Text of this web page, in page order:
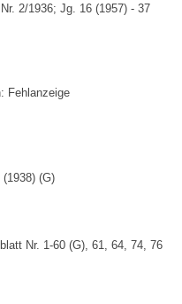
2/1936; Jg. 16 (1957) - 37
Fehlanzeige
(G)
Nr. 1-60 (G), 61, 64, 74, 76